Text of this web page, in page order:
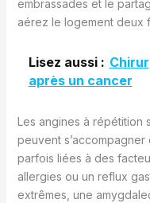
embrassades et le
aérez le logement deux
Lisez aussi :
après un cancer
Les angines à répétition
peuvent s’accompagner
parfois liées à des
allergies ou un reflux
extrêmes, une